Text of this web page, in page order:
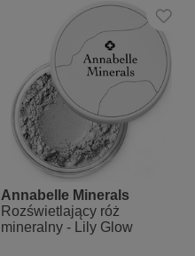
Annabelle Minerals
Rozświetlający róż
mineralny - Lily Glow